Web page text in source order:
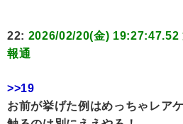
22: 2026/02/20(金) 19:27:47.52
報通
>>19
お前が挙げた例はめっちゃレア